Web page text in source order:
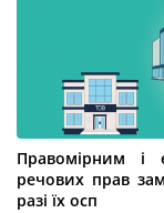
Правомірним і
речових прав
разі їх осп